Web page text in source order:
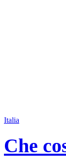
Italia
Che